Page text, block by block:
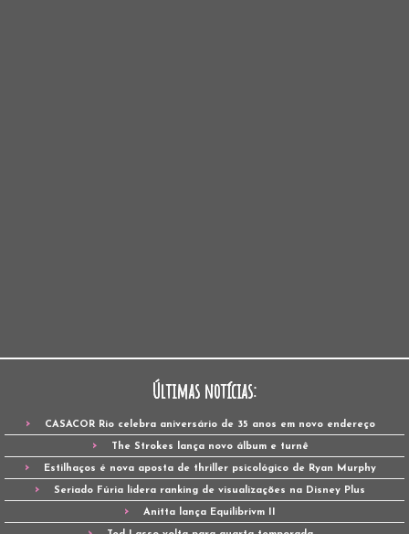
Últimas notícias:
CASACOR Rio celebra aniversário de 35 anos em novo endereço
The Strokes lança novo álbum e turnê
Estilhaços é nova aposta de thriller psicológico de Ryan Murphy
Seriado Fúria lidera ranking de visualizações na Disney Plus
Anitta lança Equilibrivm II